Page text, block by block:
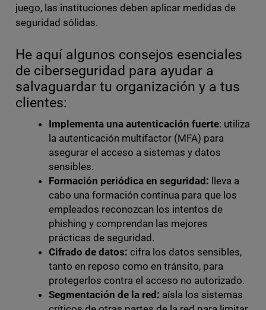
juego, las instituciones deben aplicar medidas de
seguridad sólidas.
He aquí algunos consejos esenciales
de ciberseguridad para ayudar a
salvaguardar tu organización y a tus
clientes:
Implementa una autenticación fuerte: utiliza
la autenticación multifactor (MFA) para
asegurar el acceso a sistemas y datos
sensibles.
Formación periódica en seguridad: lleva a
cabo una formación continua para que los
empleados reconozcan los intentos de
phishing y comprendan las mejores
prácticas de seguridad.
Cifrado de datos: cifra los datos sensibles,
tanto en reposo como en tránsito, para
protegerlos contra el acceso no autorizado.
Segmentación de la red: aísla los sistemas